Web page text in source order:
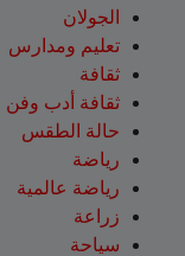
الجولان
تعليم ومدارس
ثقافة
ثقافة أدب وفن
حالة الطقس
رياضة
رياضة عالمية
زراعة
سياحة